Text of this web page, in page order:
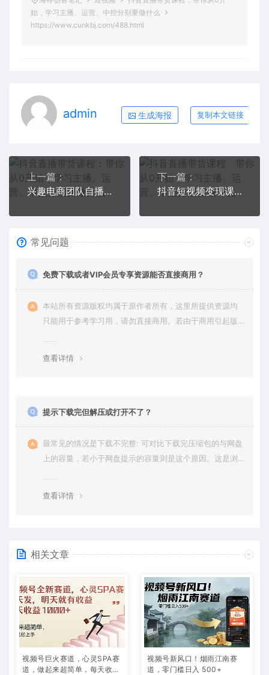
始，学习主播、运营、中控分别要做什么
https://www.cunkbj.com/488.html
admin 生成海报 复制本文链接
上一篇：
兴趣电商团队自播成长营，解密直播流量获取承接放大的核心密码
下一篇：
抖音短视频变现课程：带你学习如何制作带货+打造IP【41节】
常见问题
免费下载或者VIP会员专享资源能否直接商用？
本站所有资源版权均属于原作者所有，这里所提供资源均
只能用于参考学习用，请勿直接商用。若由于商用引起版
查看详情
提示下载完但解压或打开不了？
最常见的情况是下载不完整: 可对比下载完压缩包的与网盘
上的容量，若小于网盘提示的容量则是这个原因。这是浏
查看详情
相关文章
视频号巨火赛道，心灵SPA赛
道，做起来超简单，每天收益
视频号新风口！烟雨江南赛
道，零门槛日入 500+